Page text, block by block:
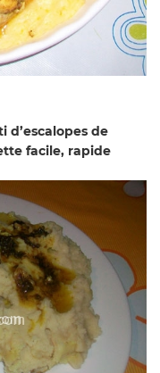
d’escalopes de
facile, rapide